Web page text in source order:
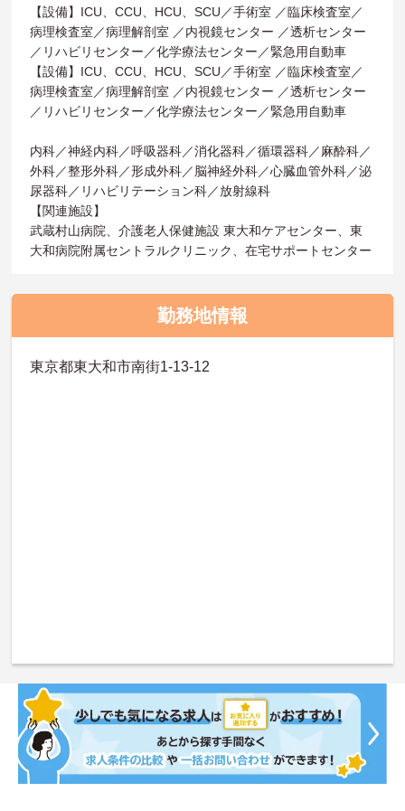
【設備】ICU、CCU、HCU、SCU／手術室 ／臨床検査室／
病理検査室／病理解剖室 ／内視鏡センター ／透析センター
／リハビリセンター／化学療法センター／緊急用自動車
【設備】ICU、CCU、HCU、SCU／手術室 ／臨床検査室／
病理検査室／病理解剖室 ／内視鏡センター ／透析センター
／リハビリセンター／化学療法センター／緊急用自動車
内科／神経内科／呼吸器科／消化器科／循環器科／麻酔科／
外科／整形外科／形成外科／脳神経外科／心臓血管外科／泌
尿器科／リハビリテーション科／放射線科
【関連施設】
武蔵村山病院、介護老人保健施設 東大和ケアセンター、東
大和病院附属セントラルクリニック、在宅サポートセンター
勤務地情報
東京都東大和市南街1-13-12